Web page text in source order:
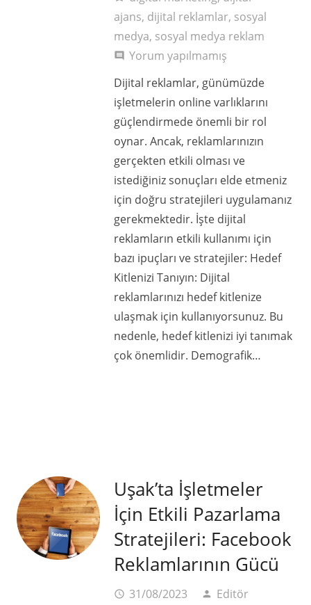
ajans, dijital reklamlar, sosyal
medya, sosyal medya reklam
comment
Yorum yapılmamış
Dijital reklamlar, günümüzde
işletmelerin online varlıklarını
güçlendirmede önemli bir rol
oynar. Ancak, reklamlarınızın
gerçekten etkili olması ve
istediğiniz sonuçları elde etmeniz
için doğru stratejileri uygulamanız
gerekmektedir. İşte dijital
reklamların etkili kullanımı için
bazı ipuçları ve stratejiler: Hedef
Kitlenizi Tanıyın: Dijital
reklamlarınızı hedef kitlenize
ulaşmak için kullanıyorsunuz. Bu
nedenle, hedef kitlenizi iyi tanımak
çok önemlidir. Demografik…
Uşak’ta İşletmeler
İçin Etkili Pazarlama
Stratejileri: Facebook
Reklamlarının Gücü
access_time 31/08/2023 person Editör